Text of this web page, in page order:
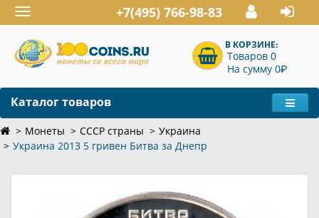
Toggle
navigation
+7(495) 766-98-83
В КОРЗИНЕ:
Товаров 0
На сумму 0P
Каталог товаров
Монеты СССР страны
Украина
Украина 2013 5 гривен Битва за Днепр